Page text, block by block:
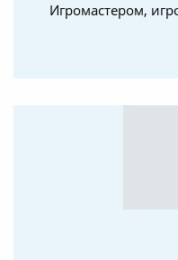
Игромастером,